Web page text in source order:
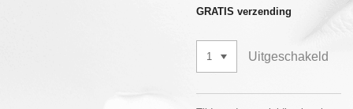
GRATIS verzending
Uitgeschakeld